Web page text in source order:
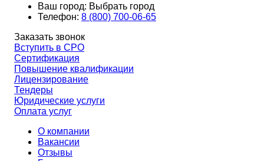
Ваш город: Выбрать город
Телефон: 8 (800) 700-06-65
Заказать звонок
Вступить в СРО
Сертификация
Повышение квалификации
Лицензирование
Тендеры
Юридические услуги
Оплата услуг
О компании
Вакансии
Отзывы